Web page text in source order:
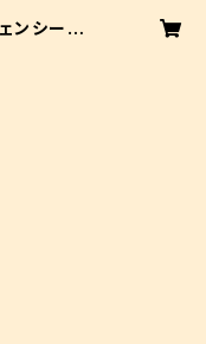
ンシー株